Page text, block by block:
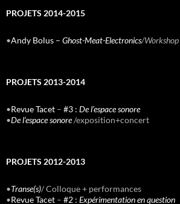
PROJETS 2014-2015
•Andy Bolus – Ghost-Meat-Electronics/Workshop
PROJETS 2013-2014
•Revue Tacet – #3 : De l’espace sonore
•De l’espace sonore/exposition+concert
PROJETS 2012-2013
•Transe(s)/ Colloque + performances
•Revue Tacet – #2 : Expérimentation en question